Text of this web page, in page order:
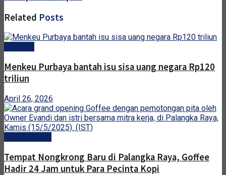
Related Posts
Menkeu Purbaya bantah isu sisa uang negara Rp120
triliun
April 26, 2026
Tempat Nongkrong Baru di Palangka Raya, Goffee
Hadir 24 Jam untuk Para Pecinta Kopi